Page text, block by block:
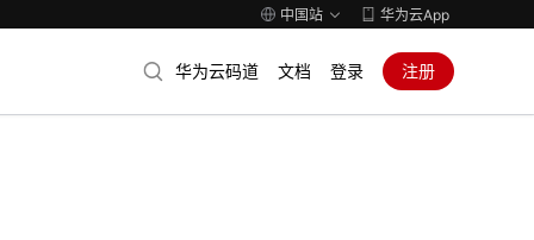
中国站 华为云App
华为云码道 文档 登录 注册